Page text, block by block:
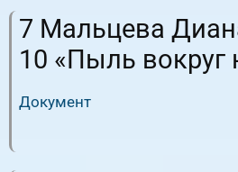
7 Мальцева
10 «Пыль вокруг
Документ